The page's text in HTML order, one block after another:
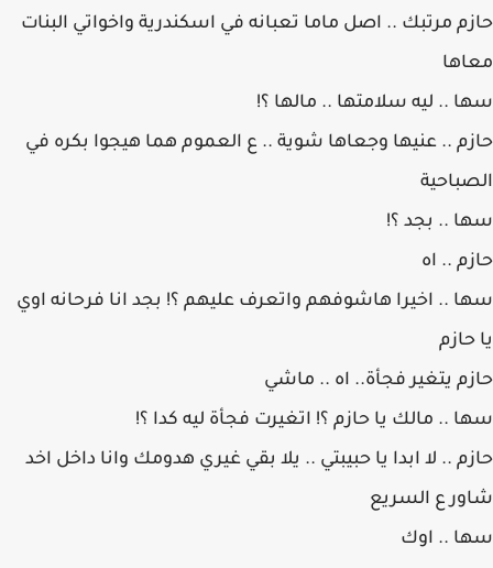
حازم مرتبك .. اصل ماما تعبانه في اسكندرية واخواتي البنات
معاها
سها .. ليه سلامتها .. مالها ؟!
حازم .. عنيها وجعاها شوية .. ع العموم هما هيجوا بكره في
الصباحية
سها .. بجد ؟!
حازم .. اه
سها .. اخيرا هاشوفهم واتعرف عليهم ؟! بجد انا فرحانه اوي
يا حازم
حازم يتغير فجأة.. اه .. ماشي
سها .. مالك يا حازم ؟! اتغيرت فجأة ليه كدا ؟!
حازم .. لا ابدا يا حبيبتي .. يلا بقي غيري هدومك وانا داخل اخد
شاور ع السريع
سها .. اوك